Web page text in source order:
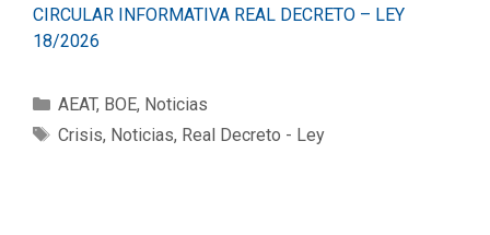
CIRCULAR INFORMATIVA REAL DECRETO – LEY
18/2026
AEAT, BOE, Noticias
Crisis, Noticias, Real Decreto - Ley